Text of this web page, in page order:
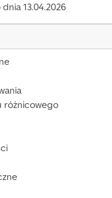
13.04.2026
różnicowego